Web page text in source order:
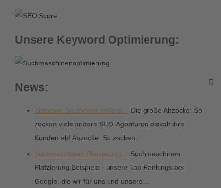
Unsere Keyword Optimierung:
News:
Abzocke: So zocken andere… Die große Abzocke: So
zocken viele andere SEO-Agenturen eiskalt ihre
Kunden ab! Abzocke: So zocken…
Suchmaschinen Platzierung…
Suchmaschinen
Platzierung Beispiele - unsere Top Rankings bei
Google, die wir für uns und unsere…